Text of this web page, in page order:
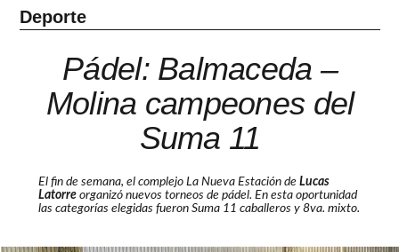
Deporte
Pádel: Balmaceda –
Molina campeones del
Suma 11
El fin de semana, el complejo La Nueva Estaciónde Lucas
Latorreorganizó nuevos torneos de pádel. En esta oportunidad
las categorías elegidas fueron Suma 11 caballeros y 8va. mixto.